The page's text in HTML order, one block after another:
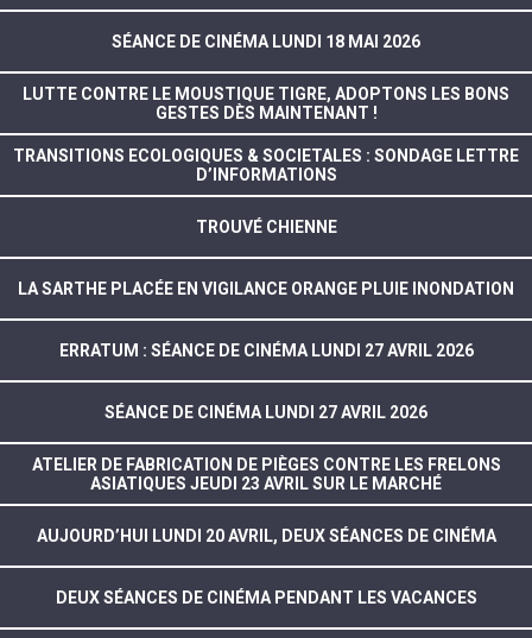
SÉANCE DE CINÉMA LUNDI 18 MAI 2026
LUTTE CONTRE LE MOUSTIQUE TIGRE, ADOPTONS LES BONS
GESTES DÈS MAINTENANT !
TRANSITIONS ECOLOGIQUES & SOCIETALES : SONDAGE LETTRE
D’INFORMATIONS
TROUVÉ CHIENNE
LA SARTHE PLACÉE EN VIGILANCE ORANGE PLUIE INONDATION
ERRATUM : SÉANCE DE CINÉMA LUNDI 27 AVRIL 2026
SÉANCE DE CINÉMA LUNDI 27 AVRIL 2026
ATELIER DE FABRICATION DE PIÈGES CONTRE LES FRELONS
ASIATIQUES JEUDI 23 AVRIL SUR LE MARCHÉ
AUJOURD’HUI LUNDI 20 AVRIL, DEUX SÉANCES DE CINÉMA
DEUX SÉANCES DE CINÉMA PENDANT LES VACANCES